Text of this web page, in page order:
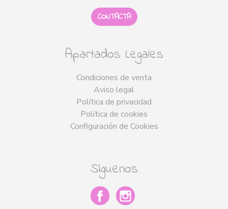
CONTACTA
Apartados Legales
Condiciones de venta
Aviso legal
Política de privacidad
Política de cookies
Configuración de Cookies
Síguenos